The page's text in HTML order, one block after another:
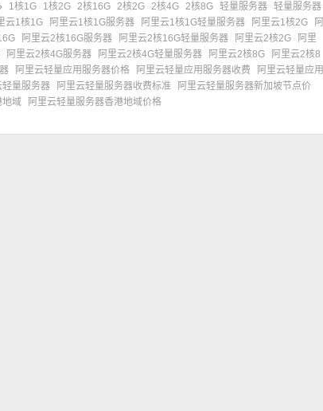
1核1G 1核2G 2核16G 2核2G 2核4G 2核8G 轻量服务器
轻量服务器
云1核1G 阿里云1核1G服务器 阿里云1核1G轻量服务器 阿里云1核2G
阿
阿里云2核16G服务器 阿里云2核16G轻量服务器 阿里云2核2G
阿里
阿里云2核4G服务器 阿里云2核4G轻量服务器 阿里云2核8G
阿里云2核8
阿里云轻量应用服务器价格 阿里云轻量应用服务器收费
阿里云轻量应用
轻量服务器 阿里云轻量服务器收费标准
阿里云轻量服务器新加坡节点价
地域 阿里云轻量服务器香港地域价格